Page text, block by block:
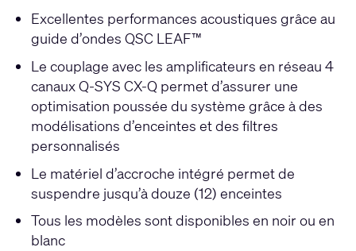
Excellentes performances acoustiques grâce au
guide d’ondes QSC LEAF™
Le couplage avec les amplificateurs en réseau 4
canaux Q-SYS CX-Q permet d’assurer une
optimisation poussée du système grâce à des
modélisations d’enceintes et des filtres
personnalisés
Le matériel d’accroche intégré permet de
suspendre jusqu’à douze (12) enceintes
Tous les modèles sont disponibles en noir ou en
blanc